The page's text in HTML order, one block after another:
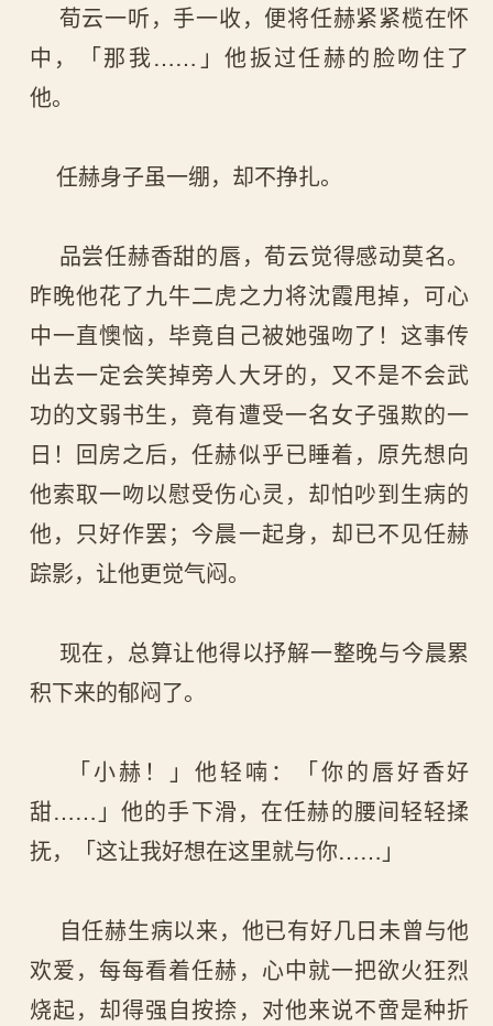
荀云一听，手一收，便将任赫紧紧榄在怀
中，「那我……」他扳过任赫的脸吻住了
他。
任赫身子虽一绷，却不挣扎。
品尝任赫香甜的唇，荀云觉得感动莫名。
昨晚他花了九牛二虎之力将沈霞甩掉，可心
中一直懊恼，毕竟自己被她强吻了！这事传
出去一定会笑掉旁人大牙的，又不是不会武
功的文弱书生，竟有遭受一名女子强欺的一
日！回房之后，任赫似乎已睡着，原先想向
他索取一吻以慰受伤心灵，却怕吵到生病的
他，只好作罢；今晨一起身，却已不见任赫
踪影，让他更觉气闷。
现在，总算让他得以抒解一整晚与今晨累
积下来的郁闷了。
「小赫！」他轻喃：「你的唇好香好
甜……」他的手下滑，在任赫的腰间轻轻揉
抚，「这让我好想在这里就与你……」
自任赫生病以来，他已有好几日未曾与他
欢爱，每每看着任赫，心中就一把欲火狂烈
烧起，却得强自按捺，对他来说不啻是种折